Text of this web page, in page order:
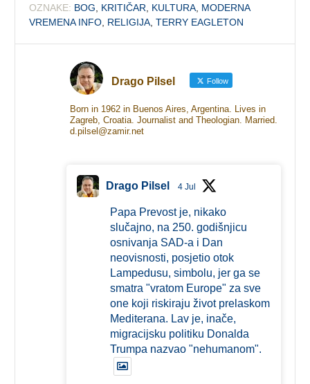
OZNAKE: BOG KRITIČAR KULTURA MODERNA
VREMENA INFO RELIGIJA ,TERRY EAGLETON
Drago Pilsel Follow
Born in 1962 in Buenos Aires, Argentina. Lives in
Zagreb, Croatia. Journalist and Theologian. Married.
d.pilsel@zamir.net
Drago Pilsel 4 Jul
Papa Prevost je, nikako
slučajno, na 250. godišnjicu
osnivanja SAD-a i Dan
neovisnosti, posjetio otok
Lampedusu, simbolu, jer ga se
smatra "vratom Europe" za sve
one koji riskiraju život prelaskom
Mediterana. Lav je, inače,
migracijsku politiku Donalda
Trumpa nazvao "nehumanom".